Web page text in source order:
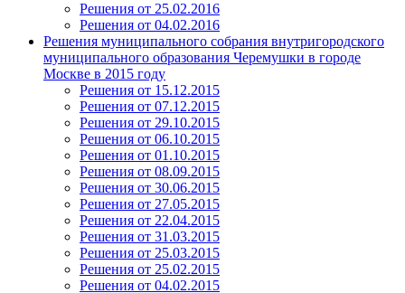
Решения от 25.02.2016
Решения от 04.02.2016
Решения муниципального собрания внутригородского
муниципального образования Черемушки в городе
Москве в 2015 году
Решения от 15.12.2015
Решения от 07.12.2015
Решения от 29.10.2015
Решения от 06.10.2015
Решения от 01.10.2015
Решения от 08.09.2015
Решения от 30.06.2015
Решения от 27.05.2015
Решения от 22.04.2015
Решения от 31.03.2015
Решения от 25.03.2015
Решения от 25.02.2015
Решения от 04.02.2015